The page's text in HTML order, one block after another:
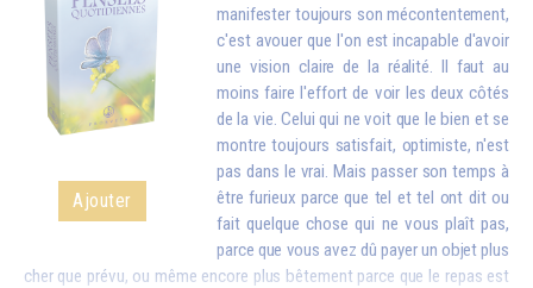
Ajouter
manifester toujours son mécontentement,
c'est avouer que l'on est incapable d'avoir
une vision claire de la réalité. Il faut au
moins faire l'effort de voir les deux côtés
de la vie. Celui qui ne voit que le bien et se
montre toujours satisfait, optimiste, n'est
pas dans le vrai. Mais passer son temps à
être furieux parce que tel et tel ont dit ou
fait quelque chose qui ne vous plaît pas,
parce que vous avez dû payer un objet plus
cher que prévu, ou même encore plus bêtement parce que le repas est